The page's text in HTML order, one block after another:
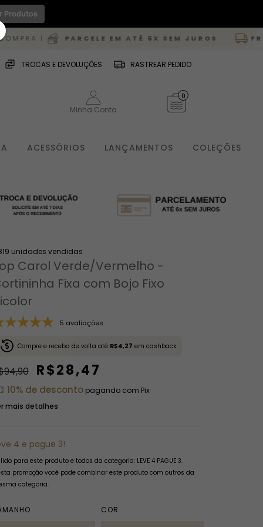
Produtos
PARCELE EM ATÉ 6X SEM JUROS FRETE GRÁTIS
TROCAS E DEVOLUÇÕES RASTREAR PEDIDO
Minha Conta
0
ACESSÓRIOS LANÇAMENTOS COLEÇÕES
unidades vendidas
Carol Verde/Vermelho -
Fixa com Bojo Fixo
5 avaliações
Compre e receba de volta até R$4,27 em cashback
R$28,47
10% de descontopagando com Pix
mais detalhes
4 e pague 3!
para este produto e todos da categoria: LEVE 4 PAGUE 3.
promoção você pode combinar este produto com outros da
categoria.
COR